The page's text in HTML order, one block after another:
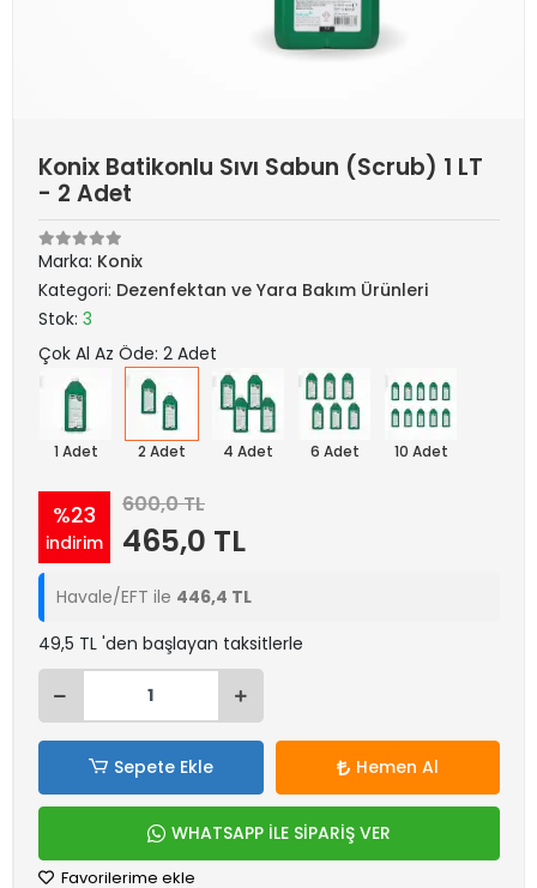
Konix Batikonlu Sıvı Sabun (Scrub) 1 LT
- 2 Adet
Marka: Konix
Kategori: Dezenfektan ve Yara Bakım Ürünleri
Stok: 3
Çok Al Az Öde: 2 Adet
1 Adet 2 Adet 4 Adet 6 Adet 10 Adet
%23
indirim
600,0 TL
465,0 TL
Havale/EFT ile 446,4 TL
49,5 TL 'den başlayan taksitlerle
Sepete Ekle Hemen Al
WHATSAPP İLE SİPARİŞ VER
Favorilerime ekle